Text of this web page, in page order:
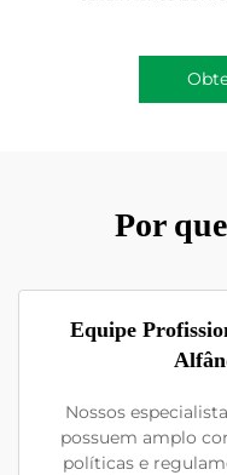
Por
Equipe
Nossos
possuem amplo
políticas e